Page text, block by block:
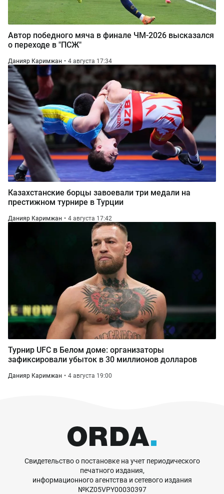
Автор победного мяча в финале ЧМ-2026 высказался
о переходе в "ПСЖ"
Данияр Каримжан 4 августа 17:34
Казахстанские борцы завоевали три медали на
престижном турнире в Турции
Данияр Каримжан 4 августа 17:42
Турнир UFC в Белом доме: организаторы
зафиксировали убыток в 30 миллионов долларов
Данияр Каримжан 4 августа 19:00
Свидетельство о постановке на учет периодического
печатного издания,
информационного агентства и сетевого издания
№KZ05VPY00030397